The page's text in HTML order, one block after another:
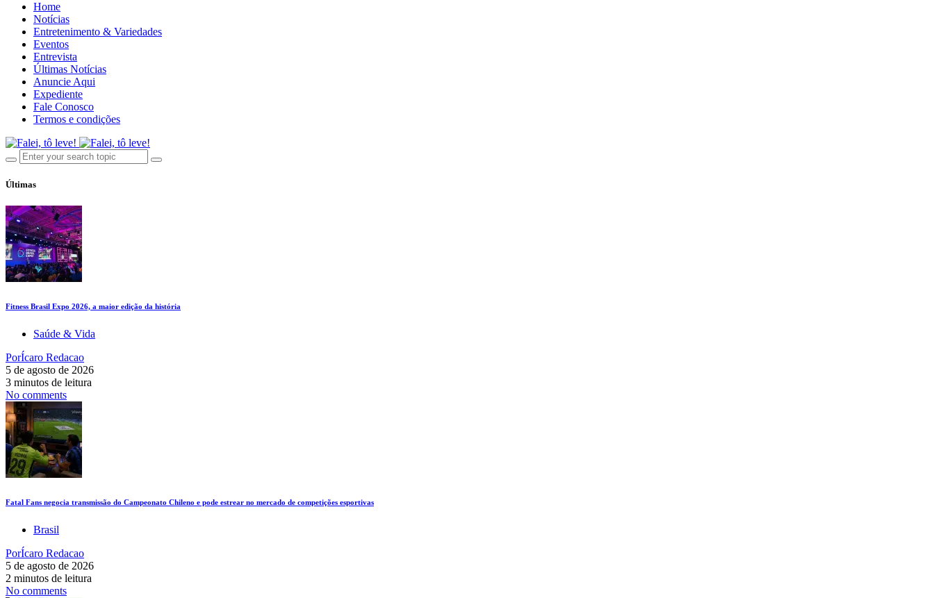
Home
Notícias
Entretenimento & Variedades
Eventos
Entrevista
Últimas Notícias
Anuncie Aqui
Expediente
Fale Conosco
Termos e condições
Últimas
Fitness Brasil Expo 2026, a maior edição da história
Saúde & Vida
PorÍcaro Redacao
5 de agosto de 2026
3 minutos de leitura
No comments
Fatal Fans negocia transmissão do Campeonato Chileno e pode estrear no mercado de competições esportivas
Brasil
PorÍcaro Redacao
5 de agosto de 2026
2 minutos de leitura
No comments